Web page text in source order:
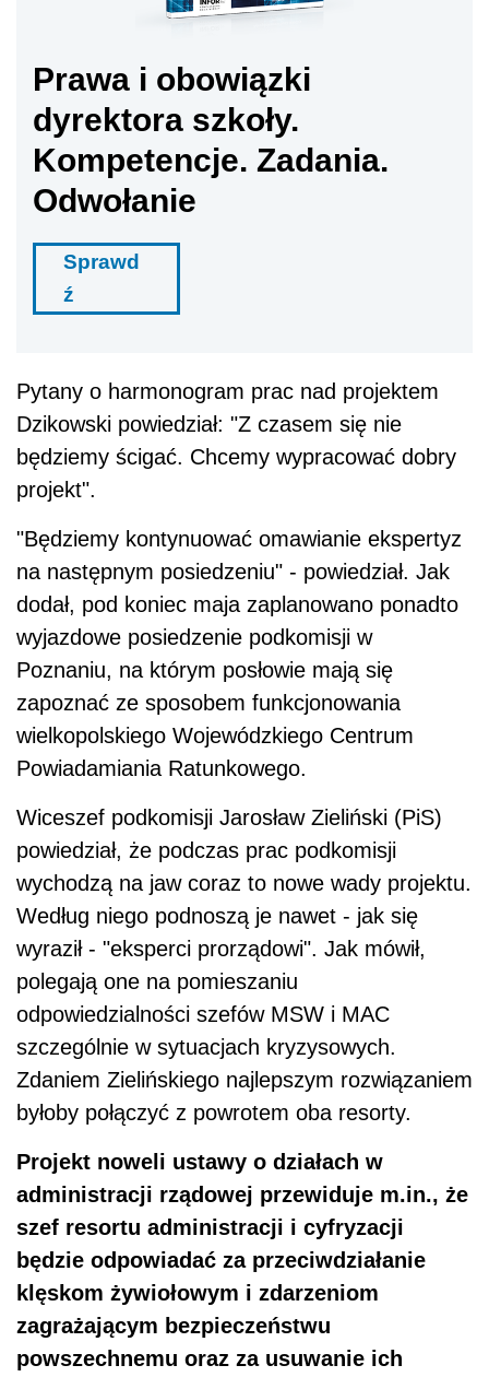
Prawa i obowiązki
dyrektora szkoły.
Kompetencje. Zadania.
Odwołanie
Sprawd
ź
Pytany o harmonogram prac nad projektem
Dzikowski powiedział: "Z czasem się nie
będziemy ścigać. Chcemy wypracować dobry
projekt".
"Będziemy kontynuować omawianie ekspertyz
na następnym posiedzeniu" - powiedział. Jak
dodał, pod koniec maja zaplanowano ponadto
wyjazdowe posiedzenie podkomisji w
Poznaniu, na którym posłowie mają się
zapoznać ze sposobem funkcjonowania
wielkopolskiego Wojewódzkiego Centrum
Powiadamiania Ratunkowego.
Wiceszef podkomisji Jarosław Zieliński (PiS)
powiedział, że podczas prac podkomisji
wychodzą na jaw coraz to nowe wady projektu.
Według niego podnoszą je nawet - jak się
wyraził - "eksperci prorządowi". Jak mówił,
polegają one na pomieszaniu
odpowiedzialności szefów MSW i MAC
szczególnie w sytuacjach kryzysowych.
Zdaniem Zielińskiego najlepszym rozwiązaniem
byłoby połączyć z powrotem oba resorty.
Projekt noweli ustawy o działach w
administracji rządowej przewiduje m.in., że
szef resortu administracji i cyfryzacji
będzie odpowiadać za przeciwdziałanie
klęskom żywiołowym i zdarzeniom
zagrażającym bezpieczeństwu
powszechnemu oraz za usuwanie ich